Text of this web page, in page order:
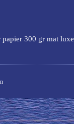
300 gr mat